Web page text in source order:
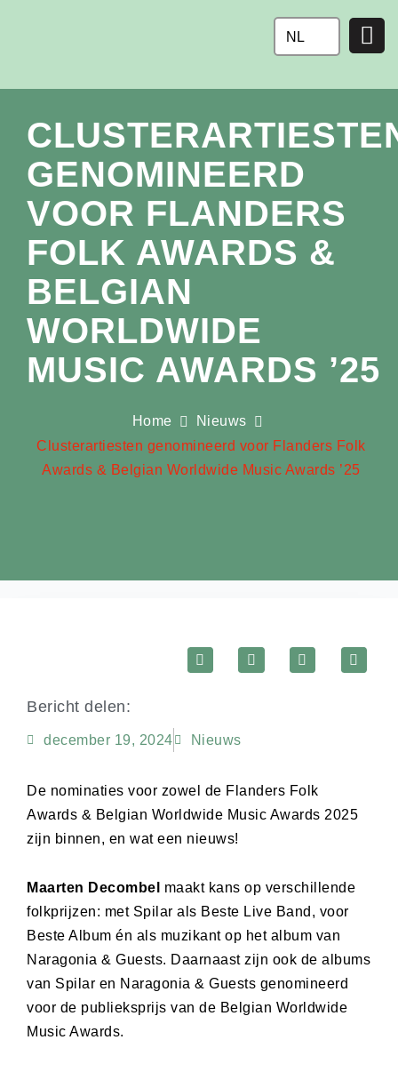
NL
GENOMINEERD
VOOR FLANDERS
FOLK AWARDS &
BELGIAN
WORLDWIDE
MUSIC AWARDS ’25
Home
Nieuws
Clusterartiesten genomineerd voor Flanders Folk
Awards & Belgian Worldwide Music Awards ’25
Bericht delen:
december 19, 2024 Nieuws
De nominaties voor zowel de Flanders Folk
Awards & Belgian Worldwide Music Awards 2025
zijn binnen, en wat een nieuws!
Maarten Decombel
maakt kans op verschillende
folkprijzen: met Spilar als Beste Live Band, voor
Beste Album én als muzikant op het album van
Naragonia & Guests. Daarnaast zijn ook de albums
van Spilar en Naragonia & Guests genomineerd
voor de publieksprijs van de Belgian Worldwide
Music Awards.